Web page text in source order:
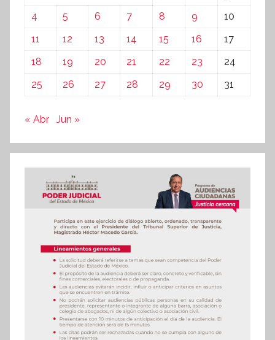
4
5 6 7 8 9
10
11
12 13 14 15 16
17
18
19 20 21 22 23
24
25
26 27 28 29 30 31
« Abr Jun »